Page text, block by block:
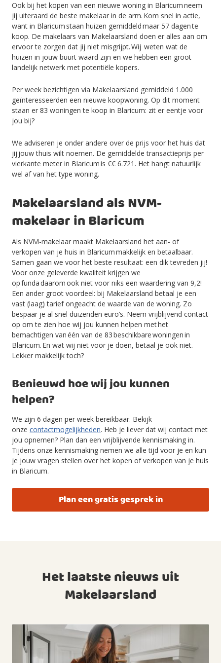
Ook bij het kopen van een nieuwe woning in Blaricum neem
jij uiteraard de beste makelaar in de arm. Kom snel in actie,
want in Blaricum staan huizen gemiddeld maar 57 dagen te
koop. De makelaars van Makelaarsland doen er alles aan om
ervoor te zorgen dat jij niet misgrijpt. Wij weten wat de
huizen in jouw buurt waard zijn en we hebben een groot
landelijk netwerk met potentiële kopers.
Per week bezichtigen via Makelaarsland gemiddeld 1.000
geïnteresseerden een nieuwe koopwoning. Op dit moment
staan er 83 woningen te koop in Blaricum: zit er eentje voor
jou bij?
We adviseren je onder andere over de prijs voor het huis dat
jij jouw thuis wilt noemen. De gemiddelde transactieprijs per
vierkante meter in Blaricum is €€ 6.721. Het hangt natuurlijk
wel af van het type woning.
Makelaarsland als NVM-
makelaar in Blaricum
Als NVM-makelaar maakt Makelaarsland het aan- of
verkopen van je huis in Blaricum makkelijk en betaalbaar.
Samen gaan we voor het beste resultaat: een dik tevreden jij!
Voor onze geleverde kwaliteit krijgen we
op funda daarom ook niet voor niks een waardering van 9,2!
Een ander groot voordeel: bij Makelaarsland betaal je een
vast (laag) tarief ongeacht de waarde van de woning. Zo
bespaar je al snel duizenden euro’s. Neem vrijblijvend contact
op om te zien hoe wij jou kunnen helpen met het
bemachtigen van één van de 83 beschikbare woningen in
Blaricum. En wat wij niet voor je doen, betaal je ook niet.
Lekker makkelijk toch?
Benieuwd hoe wij jou kunnen
helpen?
We zijn 6 dagen per week bereikbaar. Bekijk
onze contactmogelijkheden. Heb je liever dat wij contact met
jou opnemen? Plan dan een vrijblijvende kennismaking in.
Tijdens onze kennismaking nemen we alle tijd voor je en kun
je jouw vragen stellen over het kopen of verkopen van je huis
in Blaricum.
Plan een gratis gesprek in
Het laatste nieuws uit
Makelaarsland